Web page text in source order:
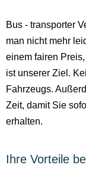
Bus - transporter
man nicht mehr
einem fairen
ist unserer Ziel.
Fahrzeugs.
Zeit, damit Sie
erhalten.
Ihre Vorteile